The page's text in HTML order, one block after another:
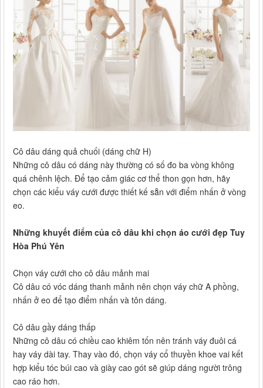
Cô dâu dáng quả chuối (dáng chữ H)
Những cô dâu có dáng này thường có số đo ba vòng không
quá chênh lệch. Để tạo cảm giác cơ thể thon gọn hơn, hãy
chọn các kiểu váy cưới được thiết kế sẵn với điểm nhấn ở vòng
eo.
Những khuyết điểm của cô dâu khi chọn áo cưới đẹp Tuy
Hòa Phú Yên
Chọn váy cưới cho cô dâu mảnh mai
Cô dâu có vóc dáng thanh mảnh nên chọn váy chữ A phồng,
nhấn ở eo để tạo điểm nhấn và tôn dáng.
Cô dâu gầy dáng thấp
Những cô dâu có chiều cao khiêm tốn nên tránh váy đuôi cá
hay váy dài tay. Thay vào đó, chọn váy cổ thuyền khoe vai kết
hợp kiểu tóc búi cao và giày cao gót sẽ giúp dáng người trông
cao ráo hơn.